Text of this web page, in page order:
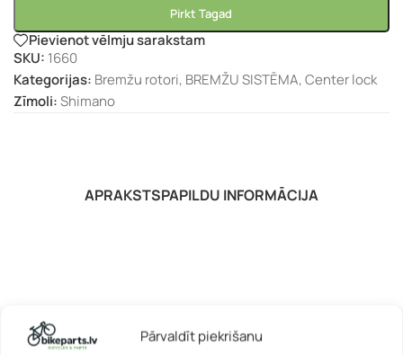
Pārvaldīt piekrišanu
Pirkt Tagad
Pievienot vēlmju sarakstam
SKU: 1660
Kategorijas: Bremžu rotori, BREMŽU SISTĒMA,Center lock
Zīmoli:Shimano
APRAKSTSPAPILDU INFORMĀCIJA